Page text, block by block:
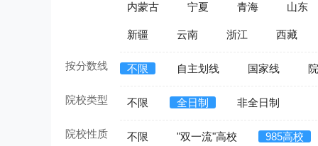
内蒙古 宁夏 青海 山东
新疆 云南 浙江 西藏
按分数线 不限 自主划线 国家线
院校类型 不限 全日制 非全日制
院校性质 不限 "双一流"高校 985高校